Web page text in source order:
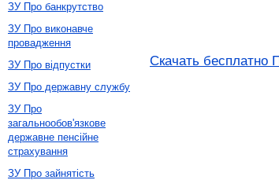
Скачать бесплатно
ЗУ Про банкрутство
ЗУ Про виконавче
провадження
ЗУ Про відпустки
ЗУ Про державну службу
ЗУ Про
загальнообов'язкове
державне пенсійне
страхування
ЗУ Про зайнятість